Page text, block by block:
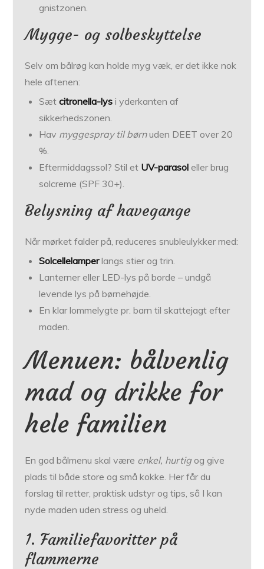
gnistzonen.
Mygge- og solbeskyttelse
Selv om bålrøg kan holde myg væk, er det ikke nok
hele aftenen:
Sætcitronella-lys i yderkanten af
sikkerhedszonen.
Hav mygge­spray til børnuden DEET over 20
%.
Eftermiddagssol? Stil et UV-parasol eller brug
solcreme (SPF 30+).
Belysning af havegange
Når mørket falder på, reduceres snubleulykker med:
Solcellelamperlangs stier og trin.
Lanterner eller LED-lys på borde – undgå
levende lys på børnehøjde.
En klar lommelygte pr. barn til skattejagt efter
maden.
Menuen: bålvenlig
mad og drikke for
hele familien
En god bålmenu skal være enkel, hurtigog give
plads til både store og små kokke. Her får du
forslag til retter, praktisk udstyr og tips, så I kan
nyde maden uden stress og uheld.
1. Familiefavoritter på
flammerne